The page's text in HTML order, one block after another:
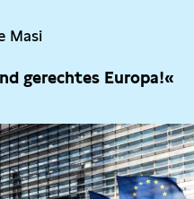
Masi
gerechtes Europa!«